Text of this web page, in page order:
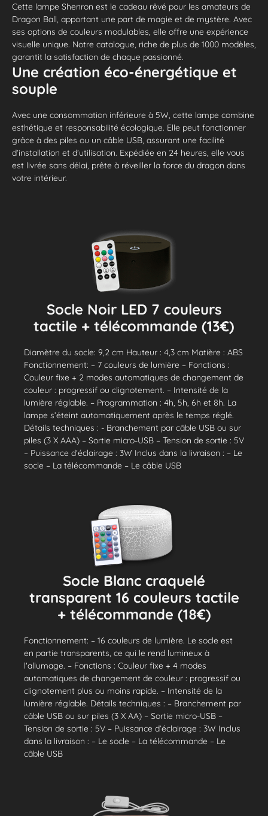
Cette lampe Shenron est le cadeau rêvé pour les amateurs de
Dragon Ball, apportant une part de magie et de mystère. Avec
ses options de couleurs modulables, elle offre une expérience
visuelle unique. Notre catalogue, riche de plus de 1000 modèles,
garantit la satisfaction de chaque passionné.
Une création éco-énergétique et
souple
Avec une consommation inférieure à 5W, cette lampe combine
esthétique et responsabilité écologique. Elle peut fonctionner
grâce à des piles ou un câble USB, assurant une facilité
d’installation et d’utilisation. Expédiée en 24 heures, elle vous
est livrée sans délai, prête à réveiller la force du dragon dans
votre intérieur.
Socle Noir LED 7 couleurs
tactile + télécommande (13€)
Diamètre du socle: 9,2 cm Hauteur : 4,3 cm Matière : ABS
Fonctionnement: – 7 couleurs de lumière – Fonctions :
Couleur fixe + 2 modes automatiques de changement de
couleur : progressif ou clignotement. – Intensité de la
lumière réglable. – Programmation : 4h, 5h, 6h et 8h. La
lampe s’éteint automatiquement après le temps réglé.
Détails techniques : - Branchement par câble USB ou sur
piles (3 X AAA) – Sortie micro-USB – Tension de sortie : 5V
– Puissance d’éclairage : 3W Inclus dans la livraison : – Le
socle – La télécommande – Le câble USB
Socle Blanc craquelé
transparent 16 couleurs tactile
+ télécommande (18€)
Fonctionnement: – 16 couleurs de lumière. Le socle est
en partie transparents, ce qui le rend lumineux à
l'allumage. – Fonctions : Couleur fixe + 4 modes
automatiques de changement de couleur : progressif ou
clignotement plus ou moins rapide. – Intensité de la
lumière réglable. Détails techniques : – Branchement par
câble USB ou sur piles (3 X AA) – Sortie micro-USB –
Tension de sortie : 5V – Puissance d’éclairage : 3W Inclus
dans la livraison : – Le socle – La télécommande – Le
câble USB